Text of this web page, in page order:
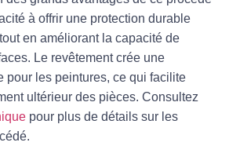
à offrir une protection durable
en améliorant la capacité de
Le revêtement crée une
pour les peintures, ce qui facilite
ultérieur des pièces. Consultez
pour plus de détails sur les